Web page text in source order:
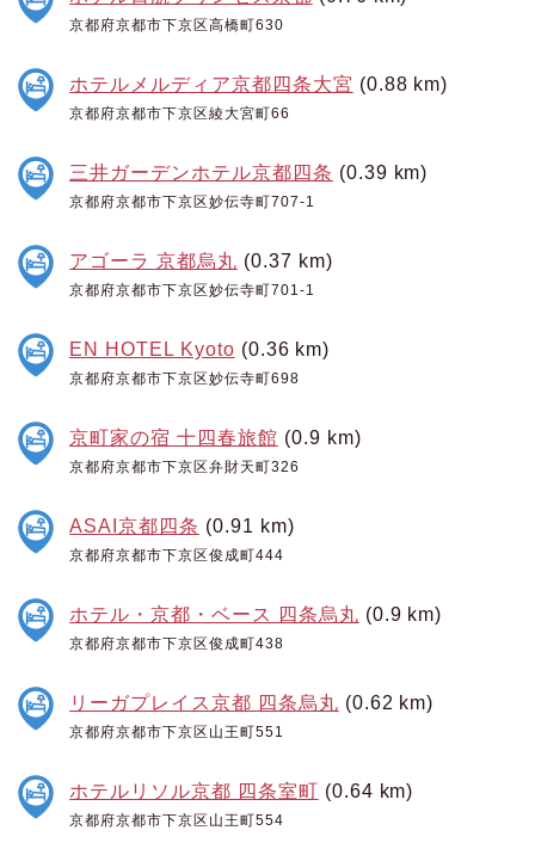
京都府京都市下京区高橋町630
ホテルメルディア京都四条大宮 (0.88 km)
京都府京都市下京区綾大宮町66
三井ガーデンホテル京都四条 (0.39 km)
京都府京都市下京区妙伝寺町707-1
アゴーラ 京都烏丸 (0.37 km)
京都府京都市下京区妙伝寺町701-1
EN HOTEL Kyoto (0.36 km)
京都府京都市下京区妙伝寺町698
京町家の宿 十四春旅館 (0.9 km)
京都府京都市下京区弁財天町326
ASAI京都四条 (0.91 km)
京都府京都市下京区俊成町444
ホテル・京都・ベース 四条烏丸 (0.9 km)
京都府京都市下京区俊成町438
リーガプレイス京都 四条烏丸 (0.62 km)
京都府京都市下京区山王町551
ホテルリソル京都 四条室町 (0.64 km)
京都府京都市下京区山王町554